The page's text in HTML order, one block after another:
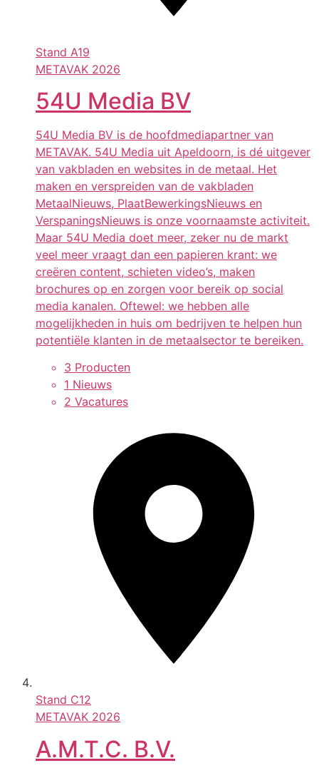
Stand A19
METAVAK 2026
54U Media BV
54U Media BV is de hoofdmediapartner van
METAVAK. 54U Media uit Apeldoorn, is dé uitgever
van vakbladen en websites in de metaal. Het
maken en verspreiden van de vakbladen
MetaalNieuws, PlaatBewerkingsNieuws en
VerspaningsNieuws is onze voornaamste activiteit.
Maar 54U Media doet meer, zeker nu de markt
veel meer vraagt dan een papieren krant: we
creëren content, schieten video’s, maken
brochures op en zorgen voor bereik op social
media kanalen. Oftewel: we hebben alle
mogelijkheden in huis om bedrijven te helpen hun
potentiële klanten in de metaalsector te bereiken.
3 Producten
1 Nieuws
2 Vacatures
Stand C12
METAVAK 2026
A.M.T.C. B.V.